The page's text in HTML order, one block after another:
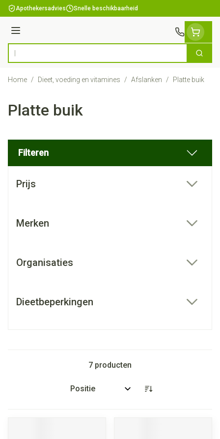
Ga naar de inhoud
Apothekersadvies Snelle beschikbaarheid
Menu
Product, merk, categorie... Zoek
Home / Dieet, voeding en vitamines / Afslanken / Platte buik
Platte buik
Filteren
Prijs
Merken
Organisaties
Dieetbeperkingen
7 producten
Sorteer op: